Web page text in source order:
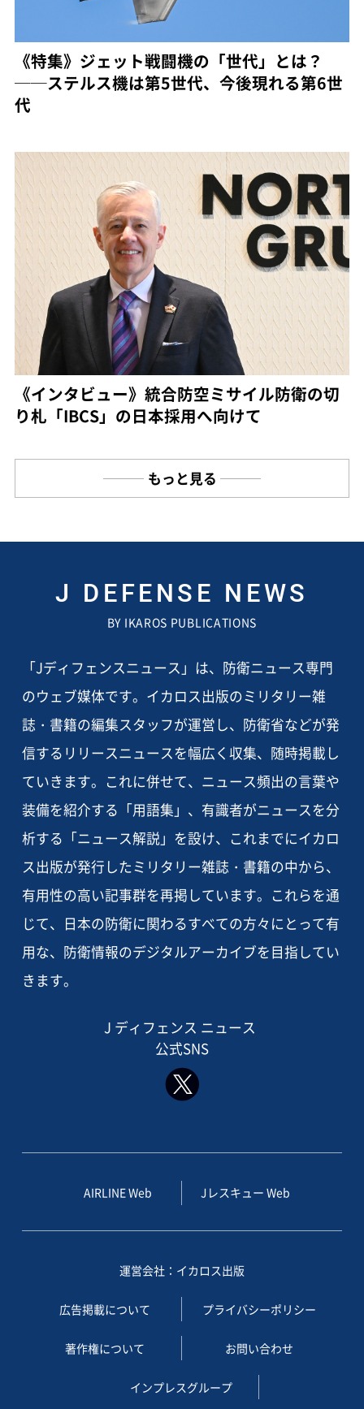
《特集》ジェット戦闘機の「世代」とは？
──ステルス機は第5世代、今後現れる第6世
代
《インタビュー》統合防空ミサイル防衛の切
り札「IBCS」の日本採用へ向けて
もっと見る
J DEFENSE NEWS
BY IKAROS PUBLICATIONS
「Jディフェンスニュース」は、防衛ニュース専門
のウェブ媒体です。イカロス出版のミリタリー雑
誌・書籍の編集スタッフが運営し、防衛省などが発
信するリリースニュースを幅広く収集、随時掲載し
ていきます。これに併せて、ニュース頻出の言葉や
装備を紹介する「用語集」、有識者がニュースを分
析する「ニュース解説」を設け、これまでにイカロ
ス出版が発行したミリタリー雑誌・書籍の中から、
有用性の高い記事群を再掲しています。これらを通
じて、日本の防衛に関わるすべての方々にとって有
用な、防衛情報のデジタルアーカイブを目指してい
きます。
J ディフェンス ニュース
公式SNS
AIRLINE Web Jレスキュー Web
運営会社：イカロス出版
広告掲載について プライバシーポリシー
著作権について お問い合わせ
インプレスグループ